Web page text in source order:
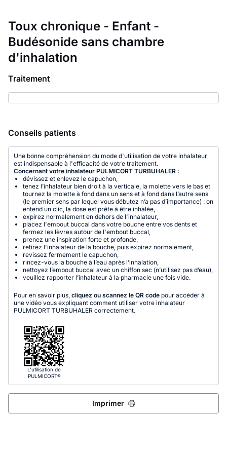
Toux chronique - Enfant -
Budésonide sans chambre
d'inhalation
Traitement
Conseils patients
Une bonne compréhension du mode d'utilisation de votre inhalateur
est indispensable à l'efficacité de votre traitement.
Concernant votre inhalateur PULMICORT TURBUHALER :
dévissez et enlevez le capuchon,
tenez l’inhalateur bien droit à la verticale, la molette vers le bas et
tournez la molette à fond dans un sens et à fond dans l’autre sens
(le premier sens par lequel vous débutez n’a pas d’importance) : on
entend un clic, la dose est prête à être inhalée,
expirez normalement en dehors de l'inhalateur,
placez l'embout buccal dans votre bouche entre vos dents et
fermez les lèvres autour de l'embout buccal,
prenez une inspiration forte et profonde,
retirez l'inhalateur de la bouche, puis expirez normalement,
revissez fermement le capuchon,
rincez-vous la bouche à l’eau après l’inhalation,
nettoyez l’embout buccal avec un chiffon sec (n’utilisez pas d’eau),
veuillez rapporter l’inhalateur à la pharmacie une fois vide.
Pour en savoir plus, cliquez ou scannez le QR code pour accéder à
une vidéo vous expliquant comment utiliser votre inhalateur
PULMICORT TURBUHALER correctement.
L'utilisation de
PULMICORT®
Imprimer